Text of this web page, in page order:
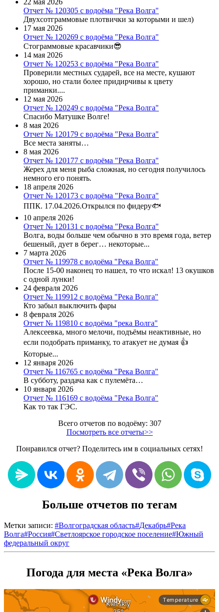
22 мая 2026
Отчет № 120305 с водоёма "Река Волга"
Двухсотграммовые плотвички за которыми и шел)
17 мая 2026
Отчет № 120269 с водоёма "Река Волга"
Стограммовые красавчики😎
14 мая 2026
Отчет № 120253 с водоёма "Река Волга"
Проверили местных сударей, все на месте, кушают
хорошо, но стали более придирчивы к цвету
приманки....
12 мая 2026
Отчет № 120249 с водоёма "Река Волга"
Спасибо Матушке Волге!
8 мая 2026
Отчет № 120179 с водоёма "Река Волга"
Все места заняты…
8 мая 2026
Отчет № 120177 с водоёма "Река Волга"
Жерех для меня рыба сложная, но сегодня получилось
немного его понять.
18 апреля 2026
Отчет № 120173 с водоёма "Река Волга"
ППК. 17.04.2026.Открылся по фидеру🐟
10 апреля 2026
Отчет № 120131 с водоёма "Река Волга"
Волга, воды больше чем обычно в это время года, ветер
бешеный, дует в берег… некоторые...
7 марта 2026
Отчет № 119978 с водоёма "Река Волга"
После 15-00 наконец то нашел, то что искал! 13 окушков
с одной лунки!
24 февраля 2026
Отчет № 119912 с водоёма "Река Волга"
Кто забыл выключить фары
8 февраля 2026
Отчет № 119810 с водоёма "река Волга"
Алексеевка, много мелочи, подъёмы неактивные, но
если подобрать приманку, то атакует не думая 👍
Которые...
12 января 2026
Отчет № 116765 с водоёма "Река Волга"
В субботу, раздача как с пулемёта…
10 января 2026
Отчет № 116169 с водоёма "Река Волга"
Как то так ГЭС.
Всего отчетов по водоёму: 307
Посмотреть все отчеты>>
Понравился отчет? Поделитесь им в социальных сетях!
Больше отчетов по тегам
Метки записи: #Волгоградская область#Декабрь#Река
Волга#Россия#Светлоярское городское поселение#Южный
федеральный округ
Погода для места «Река Волга»